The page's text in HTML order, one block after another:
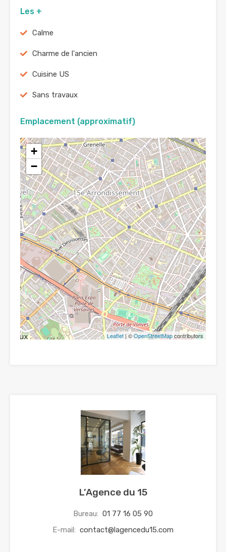
Les +
Calme
Charme de l'ancien
Cuisine US
Sans travaux
Emplacement (approximatif)
+
−
Leaflet| ©OpenStreetMapcontributors
L’Agence du 15
Bureau: 01 77 16 05 90
E-mail: contact@lagencedu15.com